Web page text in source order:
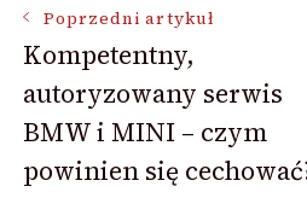
Poprzedni artykuł
Kompetentny,
autoryzowany serwis
BMW i MINI – czym
powinien się